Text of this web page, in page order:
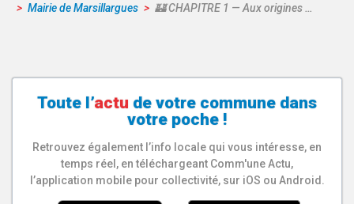
Mairie de Marsillargues
🏰 CHAPITRE 1 — Aux origines …
Toute l’actu de votre commune dans
votre poche !
Retrouvez également l’info locale qui vous intéresse, en
temps réel, en téléchargeant Comm'une Actu,
l’application mobile pour collectivité, sur iOS ou Android.